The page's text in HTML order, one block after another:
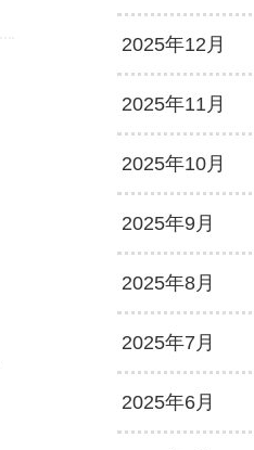
2025年12月
2025年11月
2025年10月
2025年9月
2025年8月
2025年7月
2025年6月